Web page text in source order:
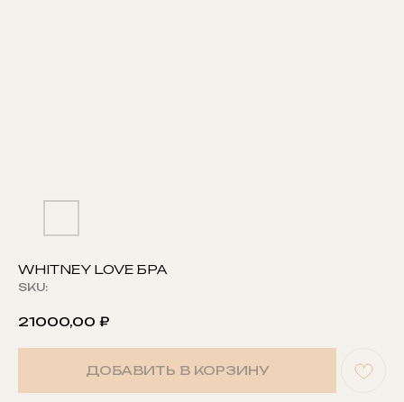
WHITNEY LOVE БРА
SKU:
21000,00 ₽
ДОБАВИТЬ В КОРЗИНУ